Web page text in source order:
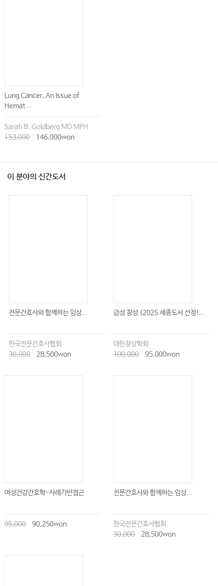
Lung Cancer, An Issue of
Hemat...
Sarah B. Goldberg MD MPH
153,000
146,000won
이 분야의 신간도서
전문간호사와 함께하는 임상...
한국전문간호사협회
30,000
28,500won
급성 창상 (2025 세종도서 선정!...
대한창상학회
100,000
95,000won
여성건강간호학-사례기반접근
95,000 90,250won
전문간호사와 함께하는 임상...
한국전문간호사협회
30,000
28,500won